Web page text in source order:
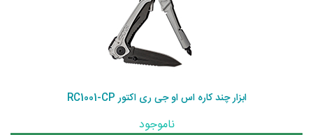
ابزار چند کاره اس او جی ری اکتور RC1001-CP
ناموجود